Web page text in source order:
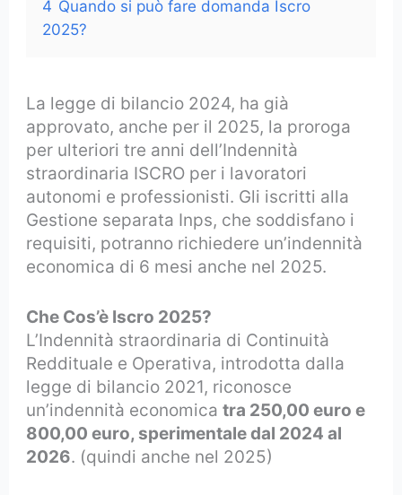
4 Quando si può fare domanda Iscro
2025?
La legge di bilancio 2024, ha già
approvato, anche per il 2025, la proroga
per ulteriori tre anni dell’Indennità
straordinaria ISCRO per i lavoratori
autonomi e professionisti. Gli iscritti alla
Gestione separata Inps, che soddisfano i
requisiti, potranno richiedere un’indennità
economica di 6 mesi anche nel 2025.
Che Cos’è Iscro 2025?
L’Indennità straordinaria di Continuità
Reddituale e Operativa, introdotta dalla
legge di bilancio 2021, riconosce
un’indennità economicatra 250,00 euro e
800,00 euro, sperimentale dal 2024 al
2026. (quindi anche nel 2025)